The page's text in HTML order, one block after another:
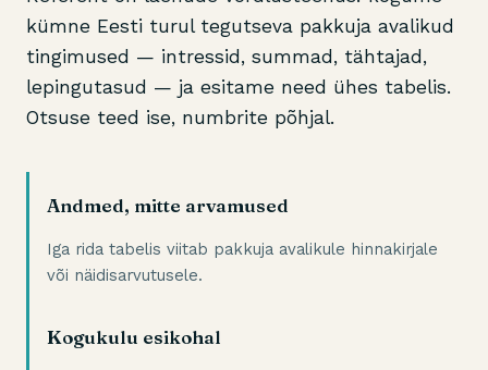
kümne Eesti turul tegutseva pakkuja avalikud
tingimused — intressid, summad, tähtajad,
lepingutasud — ja esitame need ühes tabelis.
Otsuse teed ise, numbrite põhjal.
Andmed, mitte arvamused
Iga rida tabelis viitab pakkuja avalikule hinnakirjale
või näidisarvutusele.
Kogukulu esikohal